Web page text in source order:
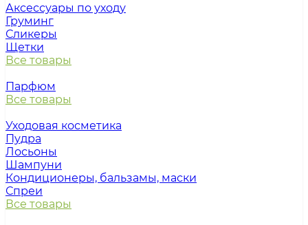
Аксессуары по уходу
Груминг
Сликеры
Щетки
Все товары
Парфюм
Все товары
Уходовая косметика
Пудра
Лосьоны
Шампуни
Кондиционеры, бальзамы, маски
Спреи
Все товары